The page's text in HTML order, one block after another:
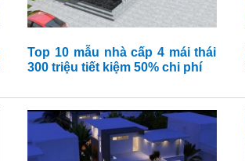
Top 10 mẫu nhà cấp 4 mái thái
300 triệu tiết kiệm 50% chi phí